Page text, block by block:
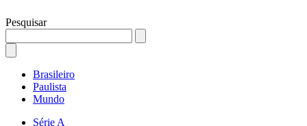
Pesquisar
Brasileiro
Paulista
Mundo
Série A